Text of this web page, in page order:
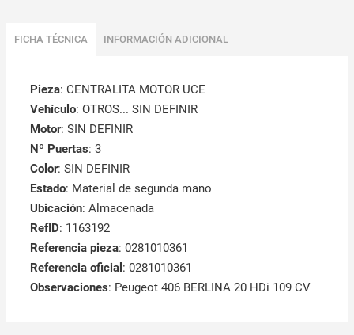
FICHA TÉCNICA INFORMACIÓN ADICIONAL
Pieza: CENTRALITA MOTOR UCE
Vehículo: OTROS... SIN DEFINIR
Motor: SIN DEFINIR
Nº Puertas: 3
Color: SIN DEFINIR
Estado: Material de segunda mano
Ubicación: Almacenada
RefID: 1163192
Referencia pieza: 0281010361
Referencia oficial : 0281010361
Observaciones: Peugeot 406 BERLINA 20 HDi 109 CV